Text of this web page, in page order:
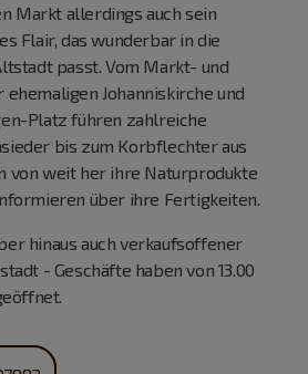
Markt allerdings auch sein
Flair, das wunderbar in die
passt. Vom Markt- und
Johanniskirche und
Platz führen zahlreiche
bis zum Korbflechter aus
von weit her ihre Naturprodukte
über ihre Fertigkeiten.
hinaus auch verkaufsoffener
- Geschäfte haben von 13.00